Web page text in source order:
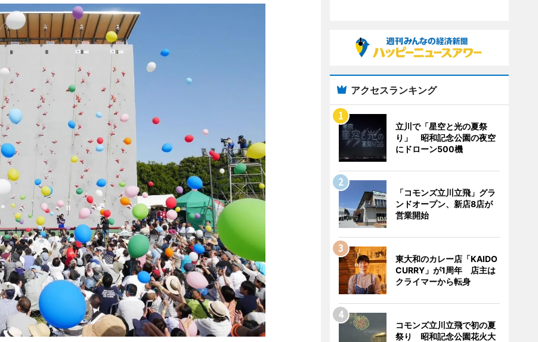
アクセスランキング
立川で「星空と光の夏祭
り」 昭和記念公園の夜空
にドローン500機
「コモンズ立川立飛」グラ
ンドオープン、新店8店が
営業開始
東大和のカレー店「KAIDO
CURRY」が1周年 店主は
クライマーから転身
コモンズ立川立飛で初の夏
祭り 昭和記念公園花火大